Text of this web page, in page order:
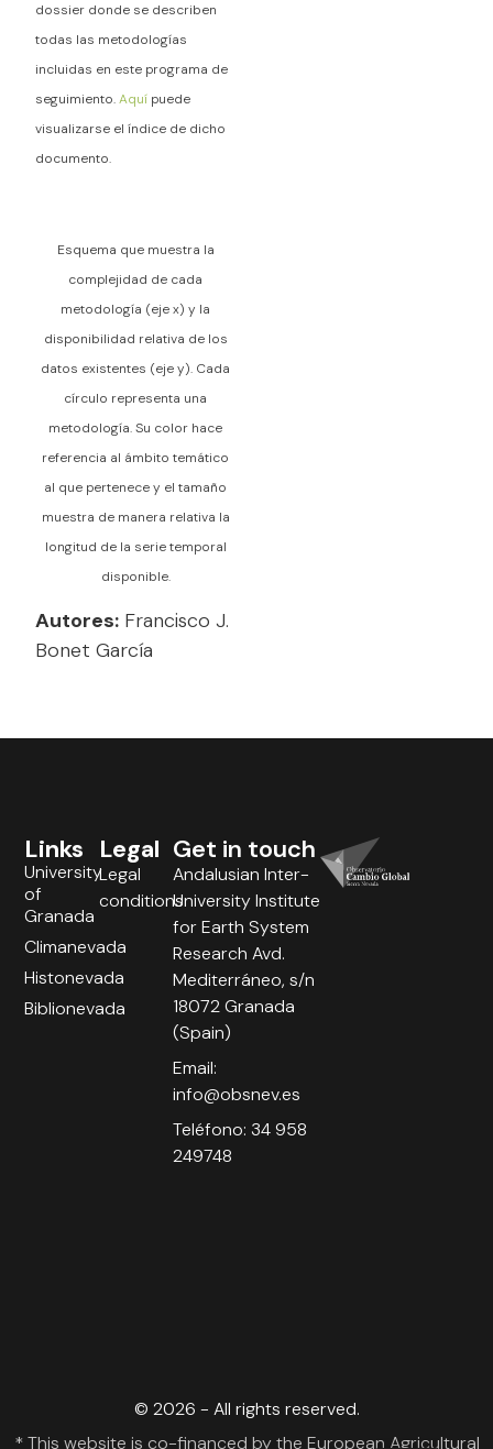
dossier donde se describen
todas las metodologías
incluidas en este programa de
seguimiento.Aquí puede
visualizarse el índice de dicho
documento.
Esquema que muestra la
complejidad de cada
metodología (eje x) y la
disponibilidad relativa de los
datos existentes (eje y). Cada
círculo representa una
metodología. Su color hace
referencia al ámbito temático
al que pertenece y el tamaño
muestra de manera relativa la
longitud de la serie temporal
disponible.
Autores: Francisco J.
Bonet García
Legal
Legal
conditions
Links
University
of
Granada
Climanevada
Histonevada
Biblionevada
Get in touch
Andalusian Inter-
University Institute
for Earth System
Research Avd.
Mediterráneo, s/n
18072 Granada
(Spain)
Email:
info@obsnev.es
Teléfono: 34 958
249748
© 2026 - All rights reserved.
* This website is co-financed by the European Agricultural